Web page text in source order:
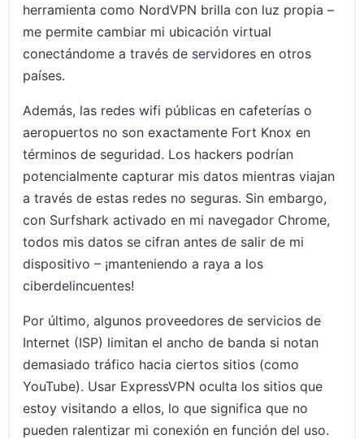
herramienta como NordVPN brilla con luz propia –
me permite cambiar mi ubicación virtual
conectándome a través de servidores en otros
países.
Además, las redes wifi públicas en cafeterías o
aeropuertos no son exactamente Fort Knox en
términos de seguridad. Los hackers podrían
potencialmente capturar mis datos mientras viajan
a través de estas redes no seguras. Sin embargo,
con Surfshark activado en mi navegador Chrome,
todos mis datos se cifran antes de salir de mi
dispositivo – ¡manteniendo a raya a los
ciberdelincuentes!
Por último, algunos proveedores de servicios de
Internet (ISP) limitan el ancho de banda si notan
demasiado tráfico hacia ciertos sitios (como
YouTube). Usar ExpressVPN oculta los sitios que
estoy visitando a ellos, lo que significa que no
pueden ralentizar mi conexión en función del uso.